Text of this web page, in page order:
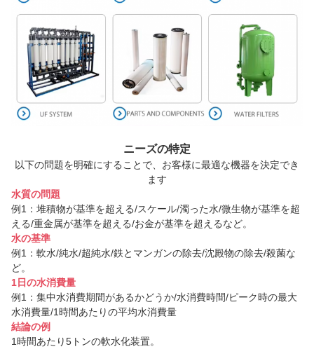
ニーズの特定
以下の問題を明確にすることで、お客様に最適な機器を決定でき
ます
水質の問題
例1：堆積物が基準を超える/スケール/濁った水/微生物が基準を超
える/重金属が基準を超える/お金が基準を超えるなど。
水の基準
例1：軟水/純水/超純水/鉄とマンガンの除去/沈殿物の除去/殺菌な
ど。
1日の水消費量
例1：集中水消費期間があるかどうか/水消費時間/ピーク時の最大
水消費量/1時間あたりの平均水消費量
結論の例
1時間あたり5トンの軟水化装置。